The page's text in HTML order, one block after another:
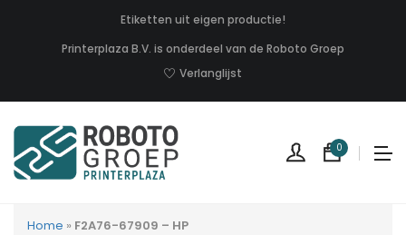
Etiketten uit eigen productie!
Printerplaza B.V. is onderdeel van de Roboto Groep
Verlanglijst
0
Home » F2A76-67909 – HP